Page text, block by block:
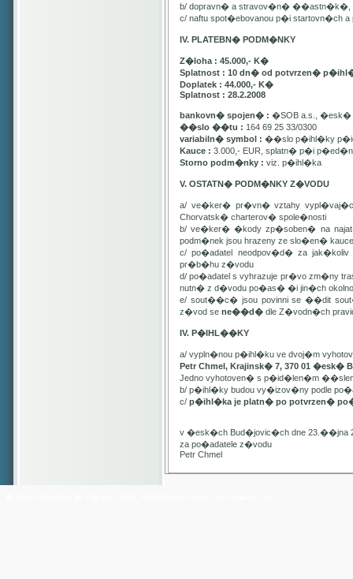
b/ dopravn� a stravov�n� ��astn�k�,
c/ naftu spot�ebovanou p�i startovn�ch
IV. PLATEBN� PODM�NKY
Z�loha : 45.000,- K�
Splatnost : 10 dn� od potvrzen�
Doplatek : 44.000,- K�
Splatnost : 28.2.2008
bankovn� spojen� : �SOB a.s., �esk�
��slo ��tu : 164 69 25 33/0300
variabiln� symbol : ��slo p�ihl�ky
Kauce : 3.000,- EUR, splatn� p�i
Storno podm�nky : viz. p�ihl�ka
V. OSTATN� PODM�NKY Z�VODU
a/ ve�ker� pr�vn� vztahy
Chorvatsk� charterov� spole�nosti
b/ ve�ker� �kody zp�soben� na
podm�nek jsou hrazeny ze slo�en� kauce
c/ po�adatel neodpov�d� za
pr�b�hu z�vodu
d/ po�adatel s vyhrazuje pr�vo zm�ny
nutn� z d�vodu po�as� �i jin�ch
e/ sout��c� jsou povinni se ��dit
z�vod se ne��d� dle Z�vodn�ch
IV. P�IHL��KY
a/ vypln�nou p�ihl�ku ve dvoj�m
Petr Chmel, Krajinsk� 7, 370 01 �esk�
Jedno vyhotoven� s p�id�len�m
b/ p�ihl�ky budou vy�izov�ny podle
c/ p�ihl�ka je platn� po potvrzen�
v �esk�ch Bud�jovic�ch dne 23.��jna
za po�adatele z�vodu
Petr Chmel